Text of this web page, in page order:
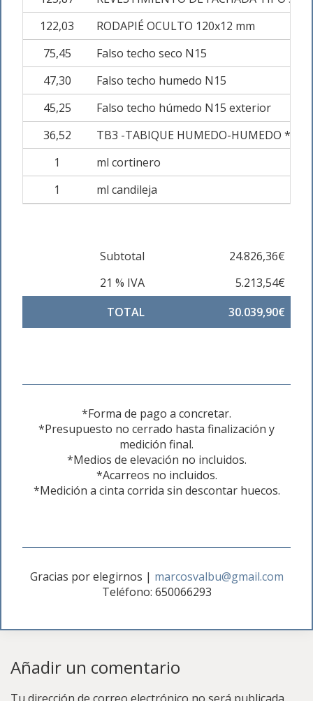
122,03
RODAPIÉ OCULTO 120x12 mm
75,45
Falso techo seco N15
47,30
Falso techo humedo N15
45,25
Falso techo húmedo N15 exterior
36,52
TB3 -TABIQUE HUMEDO-HUMEDO *
1
ml cortinero
1
ml candileja
Subtotal
24.826,36€
21 % IVA
5.213,54€
TOTAL
30.039,90€
*Forma de pago a concretar.
*Presupuesto no cerrado hasta finalización y
medición final.
*Medios de elevación no incluidos.
*Acarreos no incluidos.
*Medición a cinta corrida sin descontar huecos.
Gracias por elegirnos | marcosvalbu@gmail.com
Teléfono: 650066293
Añadir un comentario